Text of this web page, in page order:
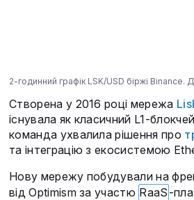
2-годинний графік LSK/USD біржі Binance.
Створена у 2016 році мережа
існувала як класичний L1-
команда ухвалила рішення про
та інтеграцію з екосистемою
Нову мережу побудували на
від Optimism за участю RaaS -